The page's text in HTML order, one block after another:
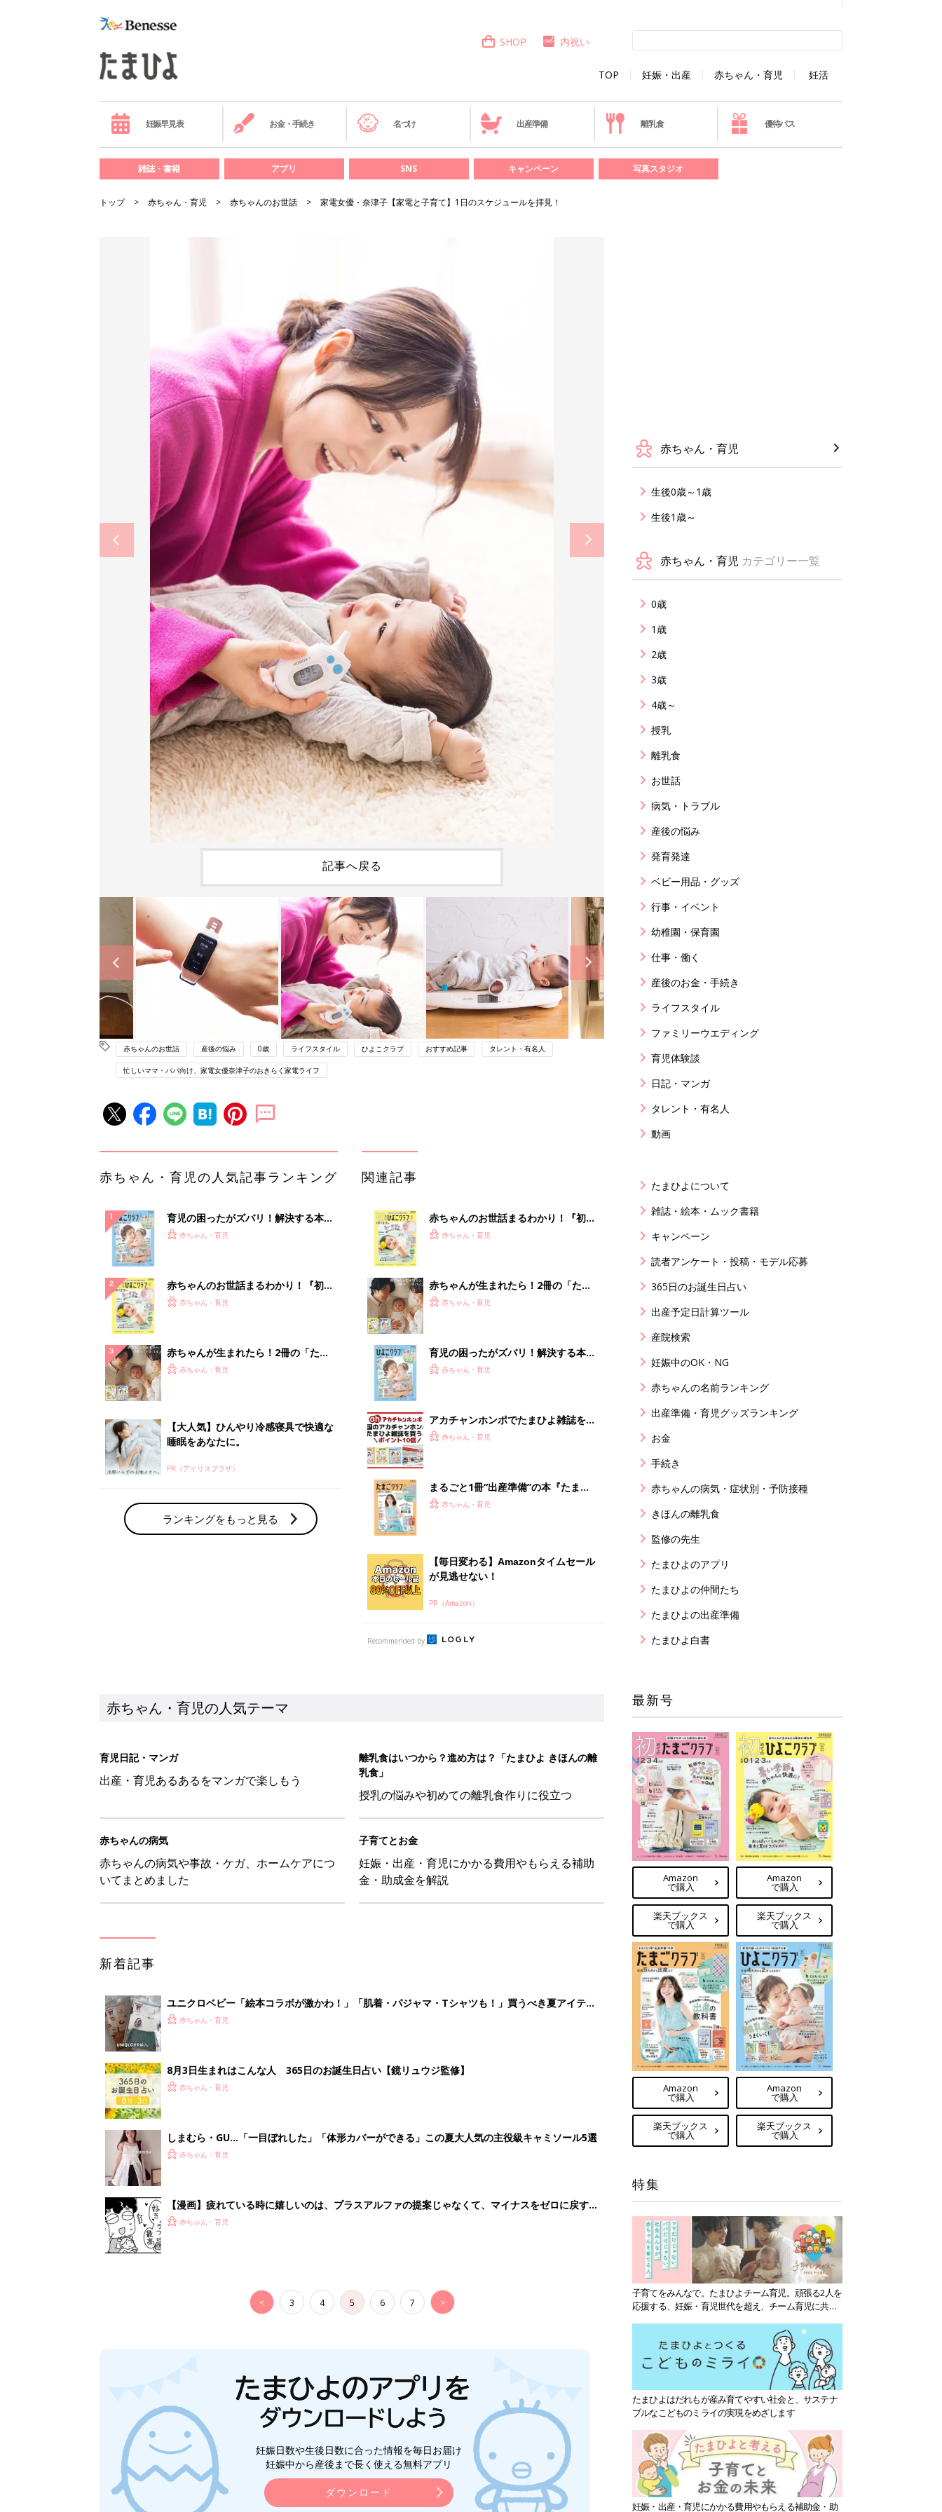
TOP 妊娠・出産 赤ちゃん・育児 妊活
SHOP 内祝い
妊娠早見表 お金・手続き 名づけ 出産準備 離乳食 優待パス
雑誌・書籍 アプリ SNS キャンペーン 写真スタジオ
トップ 赤ちゃん・育児 赤ちゃんのお世話 家電女優・奈津子【家電と子育て】1日のスケジュールを拝見！
記事へ戻る
赤ちゃんのお世話 産後の悩み 0歳 ライフスタイル ひよこクラブ おすすめ記事 タレント・有名人
忙しいママ・パパ向け、家電女優奈津子のおきらく家電ライフ
赤ちゃん・育児の人気記事ランキング
育児の困ったがズバリ！解決する本
『ひよこクラブ 夏号』 4カ月～2才
赤ちゃん・育児
赤ちゃんのお世話まるわかり！『初め
てのひよこクラブ 夏号』〈巻頭大特
解決テク
赤ちゃん・育児
赤ちゃんが生まれたら！2冊の「たま
ひよ」
赤ちゃん・育児
【大人気】ひんやり冷感寝具で快適な
睡眠をあなたに。
PR（アイリスプラザ）
ランキングをもっと見る
関連記事
赤ちゃんのお世話まるわかり！『初め
てのひよこクラブ 夏号』〈巻頭大特
解決テク
赤ちゃん・育児
赤ちゃんが生まれたら！2冊の「たま
ひよ」
赤ちゃん・育児
育児の困ったがズバリ！解決する本
『ひよこクラブ 夏号』 4カ月～2才
赤ちゃん・育児
アカチャンホンポでたまひよ雑誌を買
うとポイント10倍【期間限定】
赤ちゃん・育児
まるごと1冊“出産準備”の本『たまご
クラブ 夏号』〈スペシャル大特集〉
赤ちゃん・育児
【毎日変わる】Amazonタイムセール
が見逃せない！
PR（Amazon）
Recommended by
赤ちゃん・育児の人気テーマ
育児日記・マンガ
出産・育児あるあるをマンガで楽しもう
離乳食はいつから？進め方は？「たまひよ きほんの離
乳食」
授乳の悩みや初めての離乳食作りに役立つ
赤ちゃんの病気
赤ちゃんの病気や事故・ケガ、ホームケアにつ
いてまとめました
子育てとお金
妊娠・出産・育児にかかる費用やもらえる補助
金・助成金を解説
新着記事
ユニクロベビー「絵本コラボが激かわ！」「肌着・パジャマ・Tシャツも！」買うべき夏アイテム
5選赤ちゃん・育児
8月3日生まれはこんな人 365日のお誕生日占い【鏡リュウジ監修】
赤ちゃん・育児
しまむら・GU…「一目ぼれした」「体形カバーができる」この夏大人気の主役級キャミソール5選
赤ちゃん・育児
【漫画】疲れている時に嬉しいのは、プラスアルファの提案じゃなくて、マイナスをゼロに戻す手
助け『ふうふう子育て ＃90』
赤ちゃん・育児
< 3 4 5 6 7 >
妊娠日数や生後日数に合った情報を毎日お届け
妊娠中から産後まで長く使える無料アプリ
ダウンロード
赤ちゃん・育児
生後0歳～1歳
生後1歳～
赤ちゃん・育児 カテゴリー一覧
0歳
1歳
2歳
3歳
4歳～
授乳
離乳食
お世話
病気・トラブル
産後の悩み
発育発達
ベビー用品・グッズ
行事・イベント
幼稚園・保育園
仕事・働く
産後のお金・手続き
ライフスタイル
ファミリーウエディング
育児体験談
日記・マンガ
タレント・有名人
動画
たまひよについて
雑誌・絵本・ムック書籍
キャンペーン
読者アンケート・投稿・モデル応募
365日のお誕生日占い
出産予定日計算ツール
産院検索
妊娠中のOK・NG
赤ちゃんの名前ランキング
出産準備・育児グッズランキング
お金
手続き
赤ちゃんの病気・症状別・予防接種
きほんの離乳食
監修の先生
たまひよのアプリ
たまひよの仲間たち
たまひよの出産準備
たまひよ白書
最新号
Amazon
で購入
楽天ブックス
で購入
Amazon
で購入
楽天ブックス
で購入
Amazon
で購入
楽天ブックス
で購入
Amazon
で購入
楽天ブックス
で購入
特集
子育てをみんなで。たまひよチーム育児。頑張る2人を
応援する、妊娠・育児世代を超え、チーム育児に共感
たまひよはだれもが産み育てやすい社会と、サステナ
ブルなこどものミライの実現をめざします
妊娠・出産・育児にかかる費用やもらえる補助金・助